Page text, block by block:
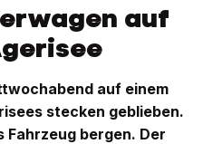
auf
auf einem
stecken geblieben.
Fahrzeug bergen. Der